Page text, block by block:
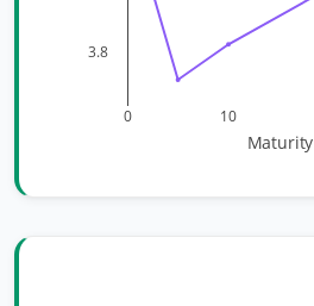
0 10
3.8
Maturity